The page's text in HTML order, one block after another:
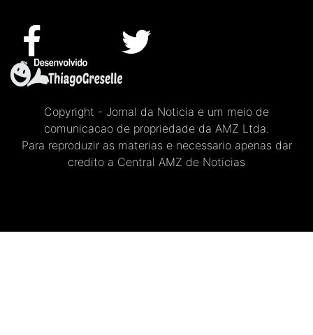
Copyright - Jornal da Noticia e um meio de
comunicacao de propriedade da AMZ Ltda.
Para reproduzir as materias e necessario apenas dar
credito a Central AMZ de Noticias